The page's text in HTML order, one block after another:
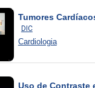
Tumores
DIC
Cardiologia
Uso de Contraste